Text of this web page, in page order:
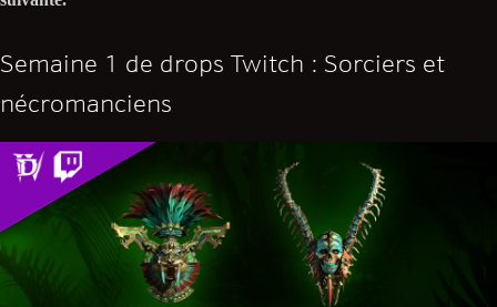
Semaine 1 de drops Twitch : Sorciers et
nécromanciens